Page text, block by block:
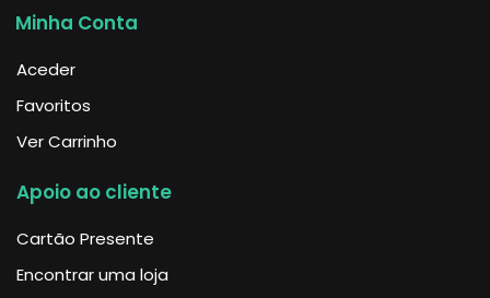
Minha Conta
Aceder
Favoritos
Ver Carrinho
Apoio ao cliente
Cartão Presente
Encontrar uma loja